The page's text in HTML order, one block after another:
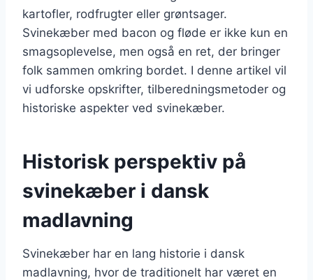
kartofler, rodfrugter eller grøntsager.
Svinekæber med bacon og fløde er ikke kun en
smagsoplevelse, men også en ret, der bringer
folk sammen omkring bordet. I denne artikel vil
vi udforske opskrifter, tilberedningsmetoder og
historiske aspekter ved svinekæber.
Historisk perspektiv på
svinekæber i dansk
madlavning
Svinekæber har en lang historie i dansk
madlavning, hvor de traditionelt har været en